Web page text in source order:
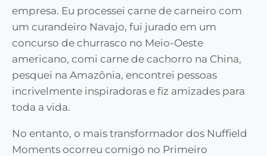
empresa. Eu processei carne de carneiro com
um curandeiro Navajo, fui jurado em um
concurso de churrasco no Meio-Oeste
americano, comi carne de cachorro na China,
pesquei na Amazônia, encontrei pessoas
incrivelmente inspiradoras e fiz amizades para
toda a vida.
No entanto, o mais transformador dos Nuffield
Moments ocorreu comigo no Primeiro